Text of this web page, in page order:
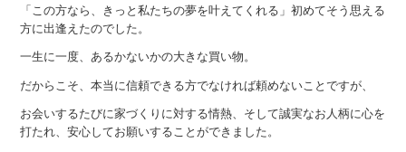
「この方なら、きっと私たちの夢を叶えてくれる」初めてそう思える
方に出逢えたのでした。
一生に一度、あるかないかの大きな買い物。
だからこそ、本当に信頼できる方でなければ頼めないことですが、
お会いするたびに家づくりに対する情熱、そして誠実なお人柄に心を
打たれ、安心してお願いすることができました。